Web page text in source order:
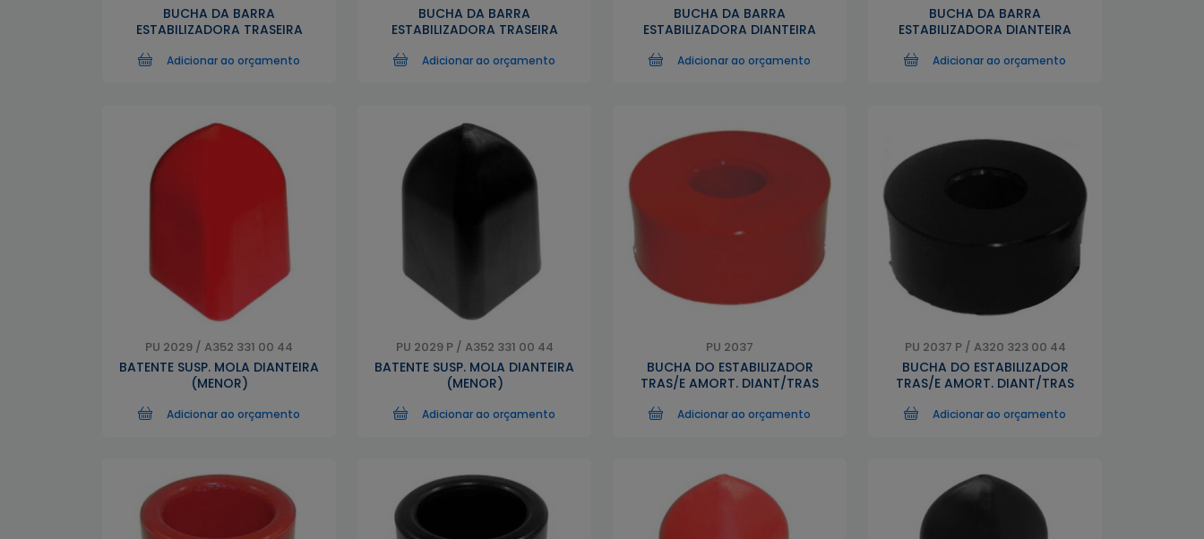
BUCHA DA BARRA
ESTABILIZADORA TRASEIRA
Adicionar ao orçamento
BUCHA DA BARRA
ESTABILIZADORA TRASEIRA
Adicionar ao orçamento
BUCHA DA BARRA
ESTABILIZADORA DIANTEIRA
Adicionar ao orçamento
BUCHA DA BARRA
ESTABILIZADORA DIANTEIRA
Adicionar ao orçamento
PU 2029 / A352 331 00 44
BATENTE SUSP. MOLA DIANTEIRA
(MENOR)
Adicionar ao orçamento
PU 2029 P / A352 331 00 44
BATENTE SUSP. MOLA DIANTEIRA
(MENOR)
Adicionar ao orçamento
PU 2037
BUCHA DO ESTABILIZADOR
TRAS/E AMORT. DIANT/TRAS
Adicionar ao orçamento
PU 2037 P / A320 323 00 44
BUCHA DO ESTABILIZADOR
TRAS/E AMORT. DIANT/TRAS
Adicionar ao orçamento